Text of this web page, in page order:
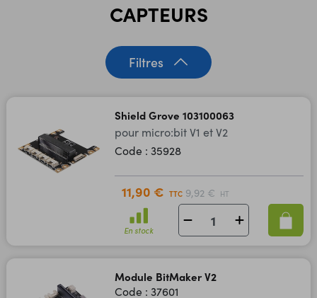
CAPTEURS
Filtres
Shield Grove 103100063
pour micro:bit V1 et V2
Code : 35928
11,90 € TTC 9,92 € HT
En stock
Module BitMaker V2
Code : 37601